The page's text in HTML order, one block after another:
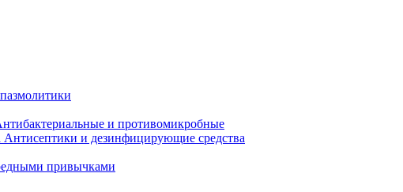
и противомикробные
Антисептики и дезинфицирующие средства
привычками